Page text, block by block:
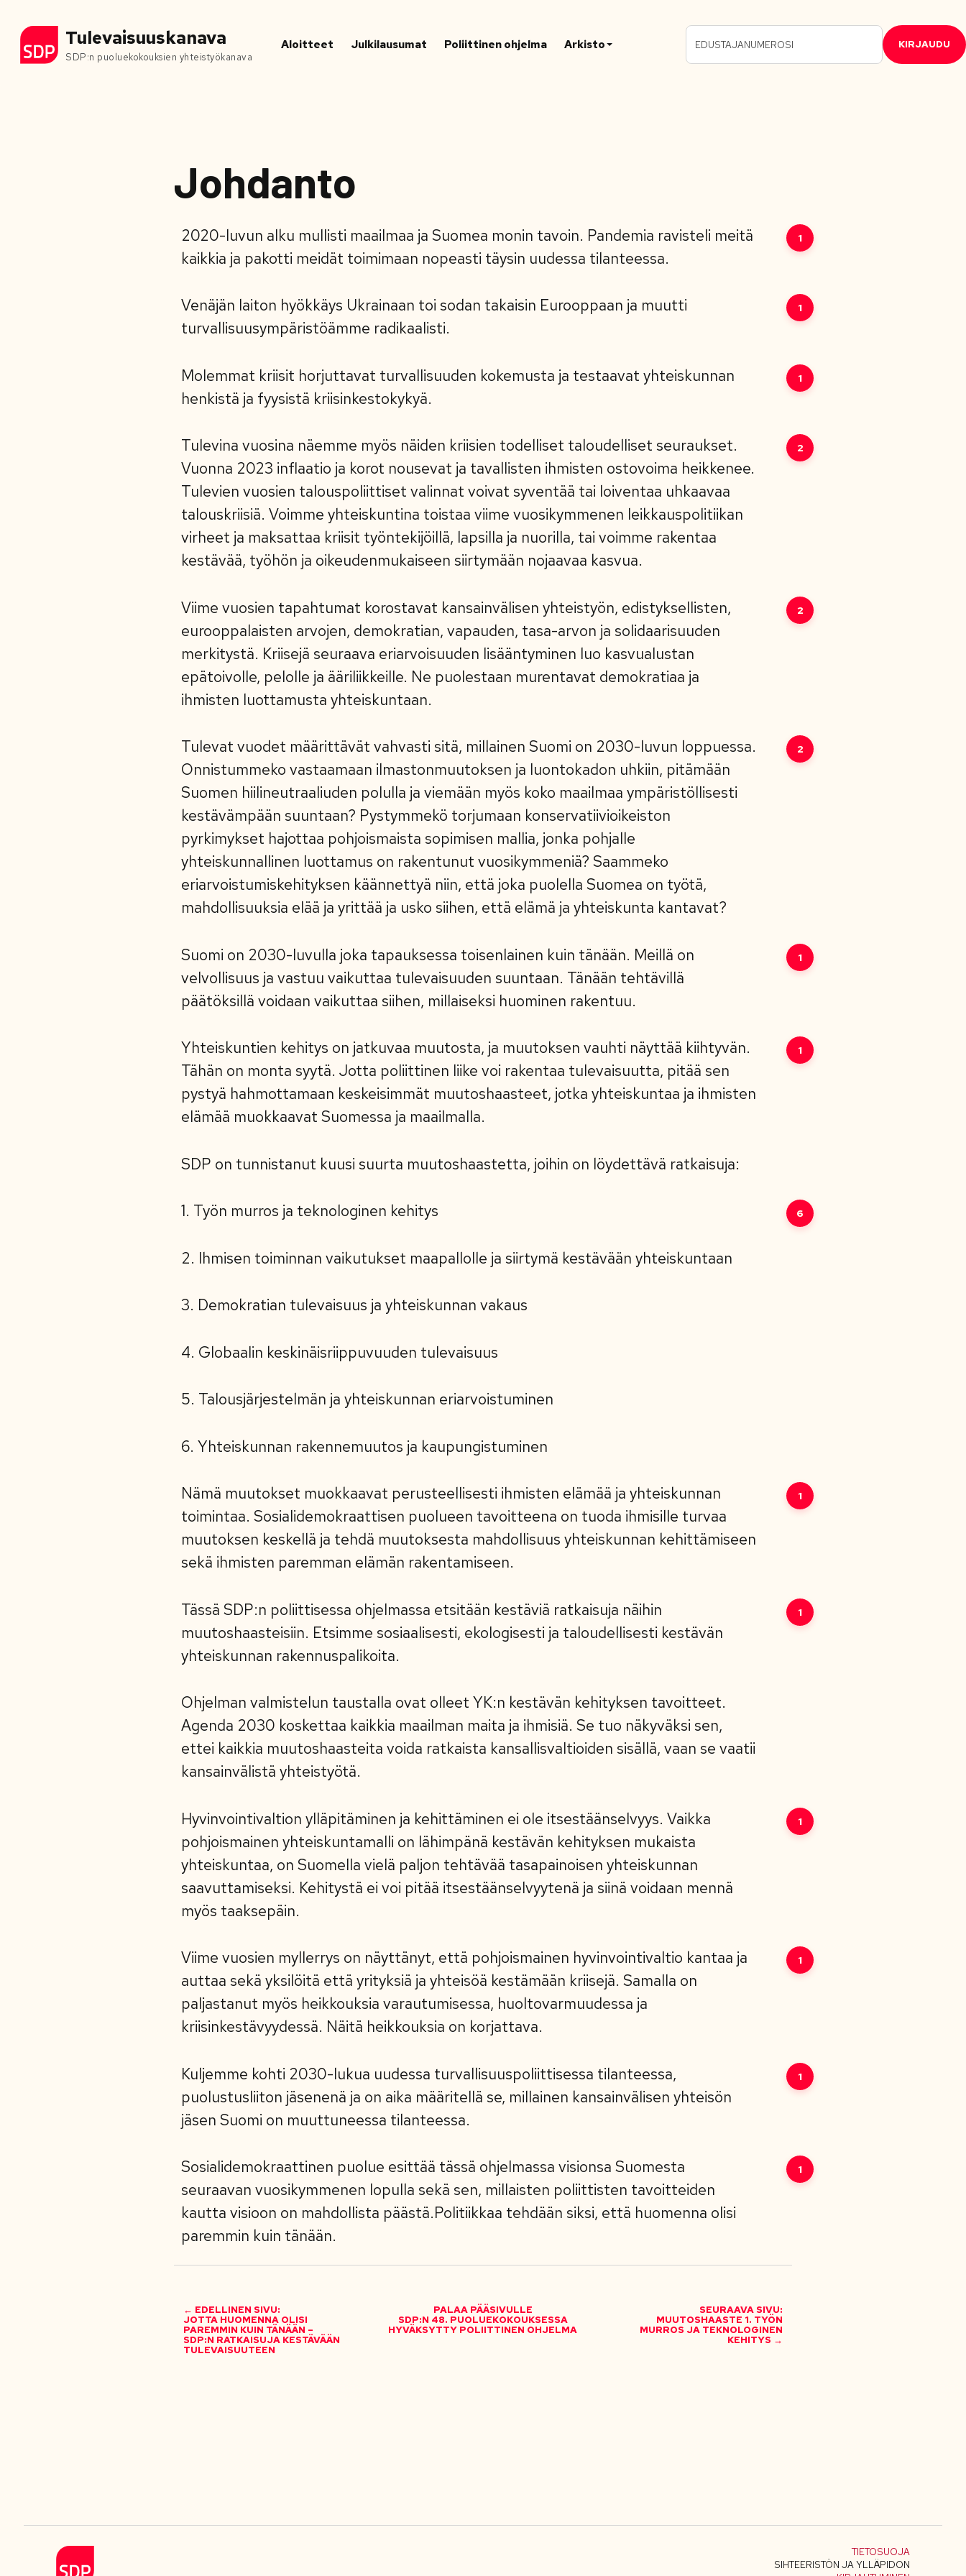
Tulevaisuuskanava
SDP:n puoluekokouksien yhteistyökanava
Aloitteet Julkilausumat Poliittinen ohjelma Arkisto KIRJAUDU
Johdanto
2020-luvun alku mullisti maailmaa ja Suomea monin tavoin. Pandemia ravisteli meitä
kaikkia ja pakotti meidät toimimaan nopeasti täysin uudessa tilanteessa.
1
Venäjän laiton hyökkäys Ukrainaan toi sodan takaisin Eurooppaan ja muutti
turvallisuusympäristöämme radikaalisti.
1
Molemmat kriisit horjuttavat turvallisuuden kokemusta ja testaavat yhteiskunnan
henkistä ja fyysistä kriisinkestokykyä.
1
Tulevina vuosina näemme myös näiden kriisien todelliset taloudelliset seuraukset.
Vuonna 2023 inflaatio ja korot nousevat ja tavallisten ihmisten ostovoima heikkenee.
Tulevien vuosien talouspoliittiset valinnat voivat syventää tai loiventaa uhkaavaa
talouskriisiä. Voimme yhteiskuntina toistaa viime vuosikymmenen leikkauspolitiikan
virheet ja maksattaa kriisit työntekijöillä, lapsilla ja nuorilla, tai voimme rakentaa
kestävää, työhön ja oikeudenmukaiseen siirtymään nojaavaa kasvua.
2
Viime vuosien tapahtumat korostavat kansainvälisen yhteistyön, edistyksellisten,
eurooppalaisten arvojen, demokratian, vapauden, tasa-arvon ja solidaarisuuden
merkitystä. Kriisejä seuraava eriarvoisuuden lisääntyminen luo kasvualustan
epätoivolle, pelolle ja ääriliikkeille. Ne puolestaan murentavat demokratiaa ja
ihmisten luottamusta yhteiskuntaan.
2
Tulevat vuodet määrittävät vahvasti sitä, millainen Suomi on 2030-luvun loppuessa.
Onnistummeko vastaamaan ilmastonmuutoksen ja luontokadon uhkiin, pitämään
Suomen hiilineutraaliuden polulla ja viemään myös koko maailmaa ympäristöllisesti
kestävämpään suuntaan? Pystymmekö torjumaan konservatiivioikeiston
pyrkimykset hajottaa pohjoismaista sopimisen mallia, jonka pohjalle
yhteiskunnallinen luottamus on rakentunut vuosikymmeniä? Saammeko
eriarvoistumiskehityksen käännettyä niin, että joka puolella Suomea on työtä,
mahdollisuuksia elää ja yrittää ja usko siihen, että elämä ja yhteiskunta kantavat?
2
Suomi on 2030-luvulla joka tapauksessa toisenlainen kuin tänään. Meillä on
velvollisuus ja vastuu vaikuttaa tulevaisuuden suuntaan. Tänään tehtävillä
päätöksillä voidaan vaikuttaa siihen, millaiseksi huominen rakentuu.
1
Yhteiskuntien kehitys on jatkuvaa muutosta, ja muutoksen vauhti näyttää kiihtyvän.
Tähän on monta syytä. Jotta poliittinen liike voi rakentaa tulevaisuutta, pitää sen
pystyä hahmottamaan keskeisimmät muutoshaasteet, jotka yhteiskuntaa ja ihmisten
elämää muokkaavat Suomessa ja maailmalla.
1
SDP on tunnistanut kuusi suurta muutoshaastetta, joihin on löydettävä ratkaisuja:
1. Työn murros ja teknologinen kehitys 6
2. Ihmisen toiminnan vaikutukset maapallolle ja siirtymä kestävään yhteiskuntaan
3. Demokratian tulevaisuus ja yhteiskunnan vakaus
4. Globaalin keskinäisriippuvuuden tulevaisuus
5. Talousjärjestelmän ja yhteiskunnan eriarvoistuminen
6. Yhteiskunnan rakennemuutos ja kaupungistuminen
Nämä muutokset muokkaavat perusteellisesti ihmisten elämää ja yhteiskunnan
toimintaa. Sosialidemokraattisen puolueen tavoitteena on tuoda ihmisille turvaa
muutoksen keskellä ja tehdä muutoksesta mahdollisuus yhteiskunnan kehittämiseen
sekä ihmisten paremman elämän rakentamiseen.
1
Tässä SDP:n poliittisessa ohjelmassa etsitään kestäviä ratkaisuja näihin
muutoshaasteisiin. Etsimme sosiaalisesti, ekologisesti ja taloudellisesti kestävän
yhteiskunnan rakennuspalikoita.
1
Ohjelman valmistelun taustalla ovat olleet YK:n kestävän kehityksen tavoitteet.
Agenda 2030 koskettaa kaikkia maailman maita ja ihmisiä. Se tuo näkyväksi sen,
ettei kaikkia muutoshaasteita voida ratkaista kansallisvaltioiden sisällä, vaan se vaatii
kansainvälistä yhteistyötä.
Hyvinvointivaltion ylläpitäminen ja kehittäminen ei ole itsestäänselvyys. Vaikka
pohjoismainen yhteiskuntamalli on lähimpänä kestävän kehityksen mukaista
yhteiskuntaa, on Suomella vielä paljon tehtävää tasapainoisen yhteiskunnan
saavuttamiseksi. Kehitystä ei voi pitää itsestäänselvyytenä ja siinä voidaan mennä
myös taaksepäin.
1
Viime vuosien myllerrys on näyttänyt, että pohjoismainen hyvinvointivaltio kantaa ja
auttaa sekä yksilöitä että yrityksiä ja yhteisöä kestämään kriisejä. Samalla on
paljastanut myös heikkouksia varautumisessa, huoltovarmuudessa ja
kriisinkestävyydessä. Näitä heikkouksia on korjattava.
1
Kuljemme kohti 2030-lukua uudessa turvallisuuspoliittisessa tilanteessa,
puolustusliiton jäsenenä ja on aika määritellä se, millainen kansainvälisen yhteisön
jäsen Suomi on muuttuneessa tilanteessa.
1
Sosialidemokraattinen puolue esittää tässä ohjelmassa visionsa Suomesta
seuraavan vuosikymmenen lopulla sekä sen, millaisten poliittisten tavoitteiden
kautta visioon on mahdollista päästä.Politiikkaa tehdään siksi, että huomenna olisi
paremmin kuin tänään.
1
← EDELLINEN SIVU:
JOTTA HUOMENNA OLISI
PAREMMIN KUIN TÄNÄÄN –
SDP:N RATKAISUJA KESTÄVÄÄN
TULEVAISUUTEEN
PALAA PÄÄSIVULLE
SDP:N 48. PUOLUEKOKOUKSESSA
HYVÄKSYTTY POLIITTINEN OHJELMA
SEURAAVA SIVU:
MUUTOSHAASTE 1. TYÖN
MURROS JA TEKNOLOGINEN
KEHITYS →
TIETOSUOJA
SIHTEERISTÖN JA YLLÄPIDON